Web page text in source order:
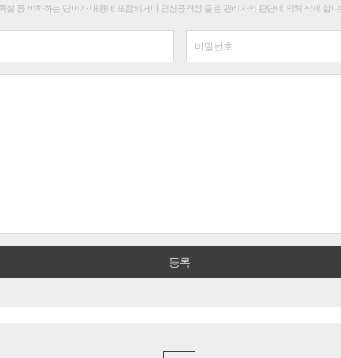
설 등 비하하는 단어가 내용에 포함되거나 인신공격성 글은 관리자의 판단에 의해 삭제 합니